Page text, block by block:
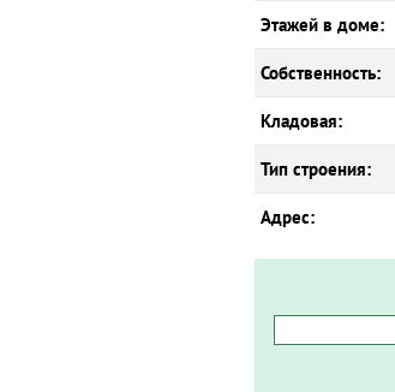
Этажей в доме:
Собственность:
Кладовая:
Тип строения:
Адрес: